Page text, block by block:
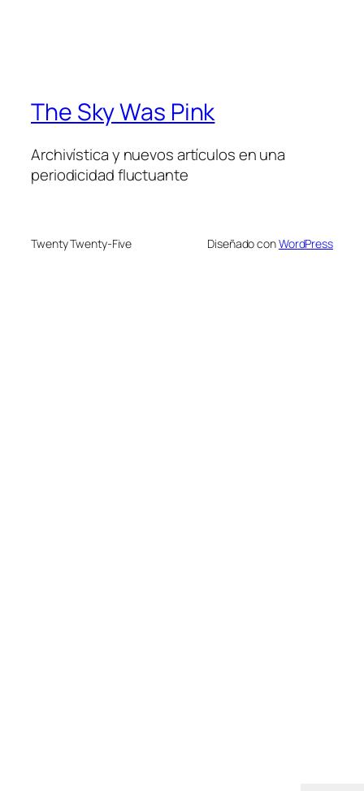
The Sky Was Pink
Archivística y nuevos artículos en una
periodicidad fluctuante
Twenty Twenty-Five Diseñado conWordPress